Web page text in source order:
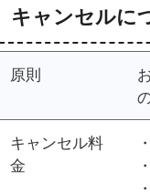
キャンセルに
原則
キャンセル料
金